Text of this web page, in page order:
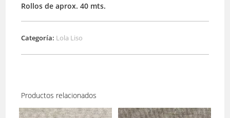
Rollos de aprox. 40 mts.
Categoría: Lola Liso
Productos relacionados